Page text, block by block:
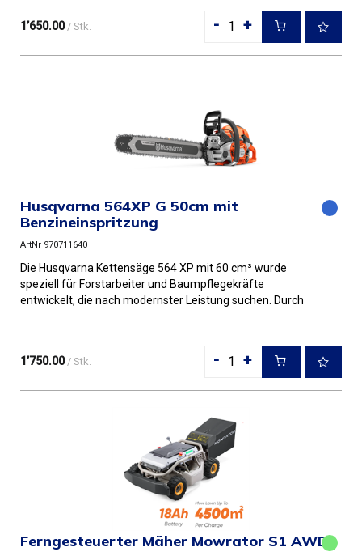
- +
1’650.00 / Stk.
Husqvarna 564XP G 50cm mit
Benzineinspritzung
ArtNr 970711640
Die Husqvarna Kettensäge 564 XP mit 60 cm³ wurde
speziell für Forstarbeiter und Baumpflegekräfte
entwickelt, die nach modernster Leistung suchen. Durch
- +
1’750.00 / Stk.
Ferngesteuerter Mäher Mowrator S1 AWD